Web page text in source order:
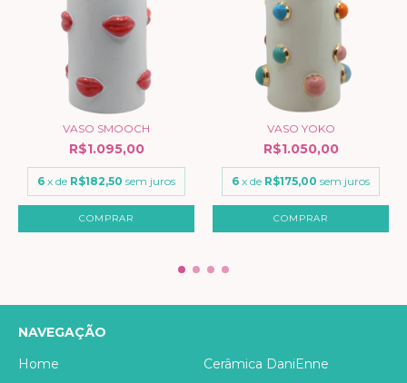
VASO SMOOCH
R$1.095,00
6 x de R$182,50 sem juros
VASO YOKO
R$1.050,00
6 x de R$175,00 sem juros
NAVEGAÇÃO
Home
Cerâmica DaniEnne